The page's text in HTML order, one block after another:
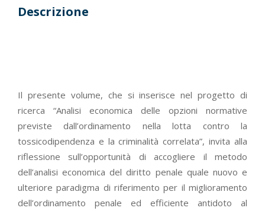
Descrizione
Il presente volume, che si inserisce nel progetto di
ricerca “Analisi economica delle opzioni normative
previste dall’ordinamento nella lotta contro la
tossicodipendenza e la criminalità correlata”, invita alla
riflessione sull’opportunità di accogliere il metodo
dell’analisi economica del diritto penale quale nuovo e
ulteriore paradigma di riferimento per il miglioramento
dell’ordinamento penale ed efficiente antidoto al